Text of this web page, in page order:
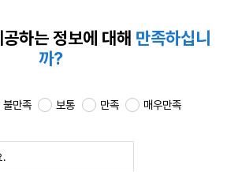
하는정보에 대해 만족하십니
까?
불만족 보통 만족 매우만족